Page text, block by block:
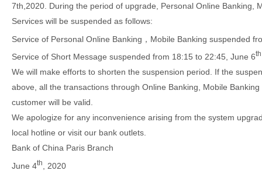
7th,2020. During the period of upgrade, Personal Online Banking,
Services will be suspended as follows:
Service of Personal Online Banking，Mobile Banking suspended
Service of Short Message suspended from 18:15 to 22:45, June 6th
We will make efforts to shorten the suspension period. If the
above, all the transactions through Online Banking, Mobile
customer will be valid.
We apologize for any inconvenience arising from the system
local hotline or visit our bank outlets.
Bank of China Paris Branch
June 4th , 2020